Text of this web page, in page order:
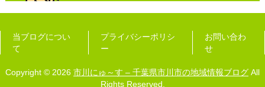
当ブログについ
て
プライバシーポリシ
ー
お問い合わ
せ
Copyright © 2026 市川にゅ～す – 千葉県市川市の地域情報ブログ All
Rights Reserved.